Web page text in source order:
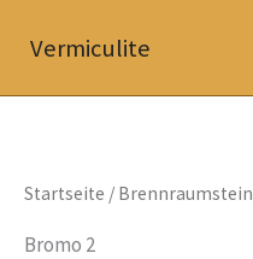
InhaltVermiculite
Startseite /
Bromo 2